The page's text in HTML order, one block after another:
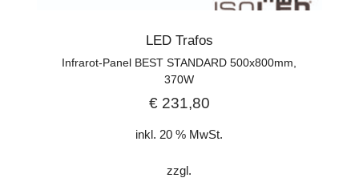
LED Trafos
Infrarot-Panel BEST STANDARD 500x800mm,
370W
€231,80
inkl. 20 % MwSt.
zzgl.